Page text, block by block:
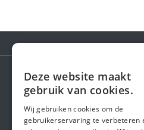
Steunactie
Over ons
Deze website maakt
gebruik van cookies.
Wij gebruiken cookies om de
gebruikerservaring te verbeteren